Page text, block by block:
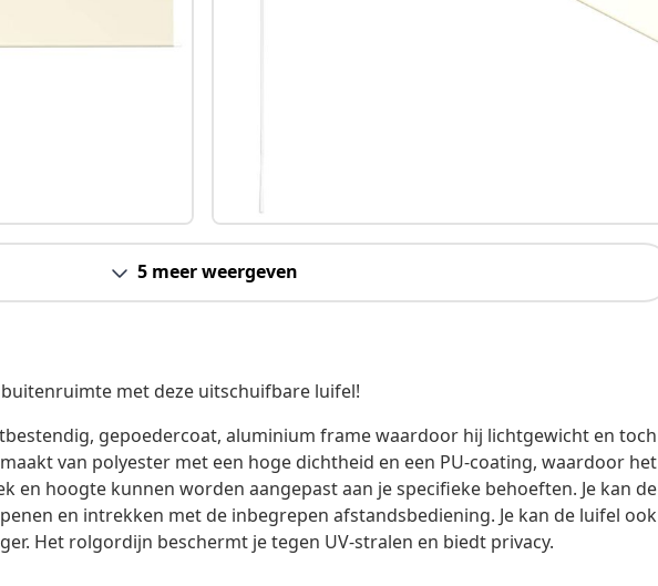
5 meer weergeven
met deze uitschuifbare luifel!
gepoedercoat, aluminium frame waardoor hij lichtgewicht en toch
van polyester met een hoge dichtheid en een PU-coating, waardoor het
en hoogte kunnen worden aangepast aan je specifieke behoeften. Je kan de
en intrekken met de inbegrepen afstandsbediening. Je kan de luifel ook
Het rolgordijn beschermt je tegen UV-stralen en biedt privacy.